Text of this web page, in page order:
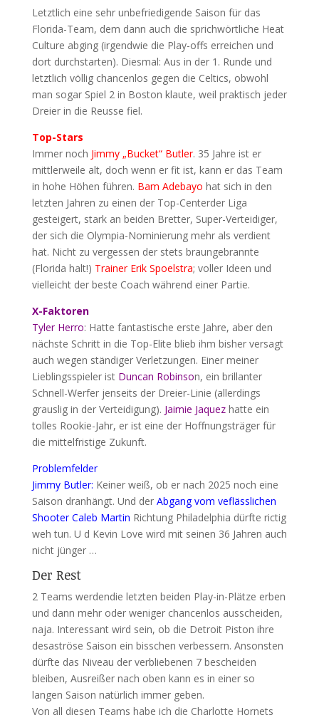
Letztlich eine sehr unbefriedigende Saison für das
Florida-Team, dem dann auch die sprichwörtliche Heat
Culture abging (irgendwie die Play-offs erreichen und
dort durchstarten). Diesmal: Aus in der 1. Runde und
letztlich völlig chancenlos gegen die Celtics, obwohl
man sogar Spiel 2 in Boston klaute, weil praktisch jeder
Dreier in die Reusse fiel.
Top-Stars
Immer noch Jimmy „Bucket“ Butler. 35 Jahre ist er
mittlerweile alt, doch wenn er fit ist, kann er das Team
in hohe Höhen führen. Bam Adebayo hat sich in den
letzten Jahren zu einen der Top-Centerder Liga
gesteigert, stark an beiden Bretter, Super-Verteidiger,
der sich die Olympia-Nominierung mehr als verdient
hat. Nicht zu vergessen der stets braungebrannte
(Florida halt!) Trainer Erik Spoelstra; voller Ideen und
vielleicht der beste Coach während einer Partie.
X-Faktoren
Tyler Herro: Hatte fantastische erste Jahre, aber den
nächste Schritt in die Top-Elite blieb ihm bisher versagt
auch wegen ständiger Verletzungen. Einer meiner
Lieblingsspieler ist Duncan Robinson, ein brillanter
Schnell-Werfer jenseits der Dreier-Linie (allerdings
grauslig in der Verteidigung). Jaimie Jaquezhatte ein
tolles Rookie-Jahr, er ist eine der Hoffnungsträger für
die mittelfristige Zukunft.
Problemfelder
Jimmy Butler: Keiner weiß, ob er nach 2025 noch eine
Saison dranhängt. Und der Abgang vom veflässlichen
Shooter Caleb Martin Richtung Philadelphia dürfte rictig
weh tun. U d Kevin Love wird mit seinen 36 Jahren auch
nicht jünger …
Der Rest
2 Teams werdendie letzten beiden Play-in-Plätze erben
und dann mehr oder weniger chancenlos ausscheiden,
naja. Interessant wird sein, ob die Detroit Piston ihre
desaströse Saison ein bisschen verbessern. Ansonsten
dürfte das Niveau der verbliebenen 7 bescheiden
bleiben, Ausreißer nach oben kann es in einer so
langen Saison natürlich immer geben.
Von all diesen Teams habe ich die Charlotte Hornets